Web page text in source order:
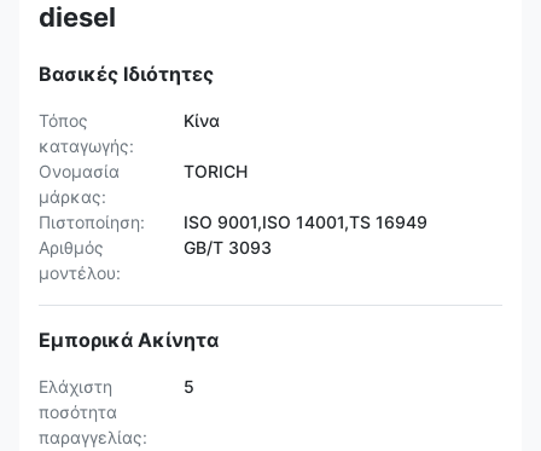
diesel
Βασικές Ιδιότητες
Τόπος
καταγωγής:
Κίνα
Ονομασία
μάρκας:
TORICH
Πιστοποίηση:
ISO 9001,ISO 14001,TS 16949
Αριθμός
μοντέλου:
GB/T 3093
Εμπορικά Ακίνητα
Ελάχιστη
ποσότητα
παραγγελίας:
5